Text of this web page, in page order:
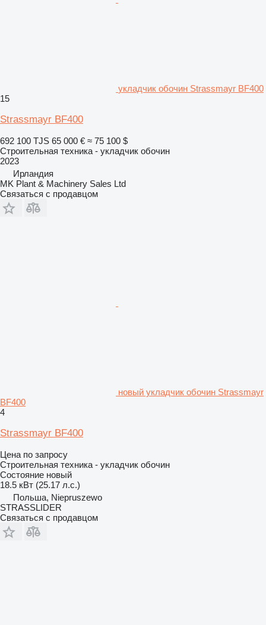
укладчик обочин Strassmayr BF400
15
Strassmayr BF400
692 100 TJS 65 000 € ≈ 75 100 $
Строительная техника - укладчик обочин
2023
Ирландия
MK Plant & Machinery Sales Ltd
Связаться с продавцом
новый укладчик обочин Strassmayr
BF400
4
Strassmayr BF400
Цена по запросу
Строительная техника - укладчик обочин
Состояние новый
18.5 кВт (25.17 л.с.)
Польша, Niepruszewo
STRASSLIDER
Связаться с продавцом